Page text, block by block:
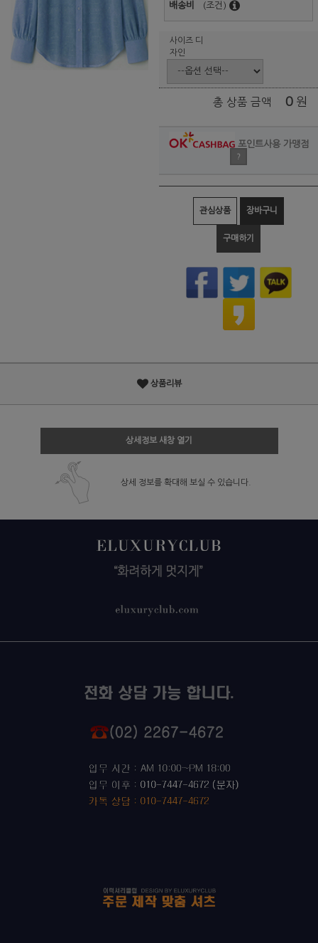
배송비 (조건)
사이즈 디
자인
총 상품 금액 0 원
포인트사용 가맹점
?
관심상품 장바구니
구매하기
상품리뷰
상세정보 새창 열기
상세 정보를 확대해 보실 수 있습니다.